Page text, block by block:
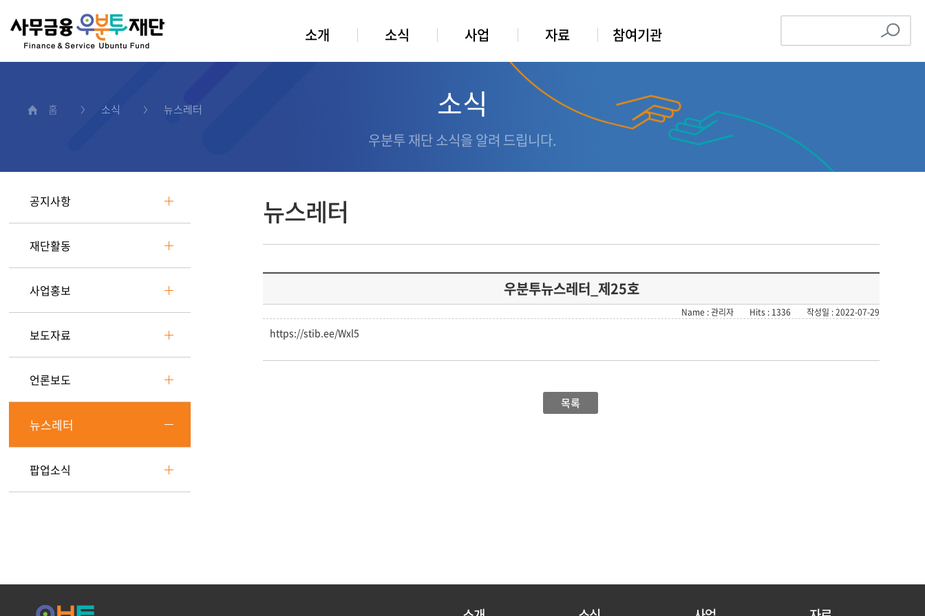
소개 소식 사업 자료 참여기관
소식
우분투 재단 소식을 알려 드립니다.
홈 소식 뉴스레터
공지사항
재단활동
사업홍보
보도자료
언론보도
뉴스레터
팝업소식
뉴스레터
우분투뉴스레터_제25호
Name : 관리자 Hits : 1336 작성일 : 2022-07-29
https://stib.ee/Wxl5
목록